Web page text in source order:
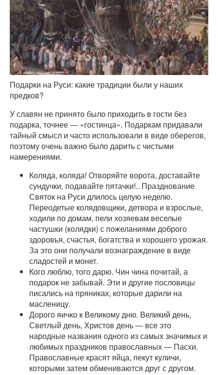
Подарки на Руси: какие традиции были у наших
предков?
У славян не принято было приходить в гости без
подарка, точнее ― «гостинца». Подаркам придавали
тайный смысл и часто использовали в виде оберегов,
поэтому очень важно было дарить с чистыми
намерениями.
Коляда, коляда! Отворяйте ворота, доставайте
сундучки, подавайте пятачки!.. Празднование
Святок на Руси длилось целую неделю.
Переодетые колядовщики, детвора и взрослые,
ходили по домам, пели хозяевам веселые
частушки (колядки) с пожеланиями доброго
здоровья, счастья, богатства и хорошего урожая.
За это они получали вознаграждение в виде
сладостей и монет.
Кого люблю, того дарю. Чин чина почитай, а
подарок не забывай. Эти и другие пословицы
писались на пряниках, которые дарили на
масленицу.
Дорого яичко к Великому дню. Великий день,
Светлый день, Христов день ― все это
народные названия одного из самых значимых и
любимых праздников православных ― Пасхи.
Православные красят яйца, пекут куличи,
которыми затем обмениваются друг с другом.